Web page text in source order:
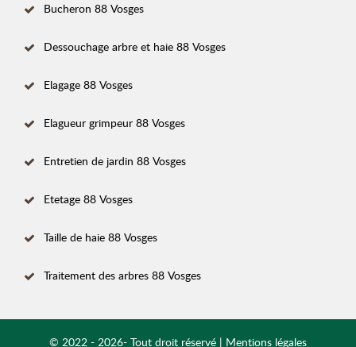
Bucheron 88 Vosges
Dessouchage arbre et haie 88 Vosges
Elagage 88 Vosges
Elagueur grimpeur 88 Vosges
Entretien de jardin 88 Vosges
Etetage 88 Vosges
Taille de haie 88 Vosges
Traitement des arbres 88 Vosges
© 2022 - 2026- Tout droit réservé | Mentions légales